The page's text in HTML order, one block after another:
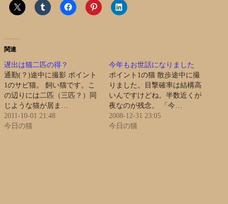
関連
遅出は猫二匹の得？
通勤(？)途中に撮影 ポイント
1のサビ猫。 飼い猫です。こ
の辺りには二匹（三匹？）同
じような猫が居ま…
2011-10-01 21:48
今日の猫
今年もお世話になりました
ポイント1の猫 散歩途中に撮
りました。目撃確率は結構高
いんですけどね。半数近くが
夜なのが残念。 「今…
2008-12-31 23:05
今日の猫